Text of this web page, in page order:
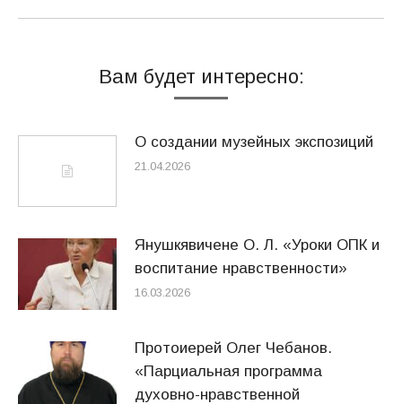
Вам будет интересно:
О создании музейных экспозиций
21.04.2026
Янушкявичене О. Л. «Уроки ОПК и
воспитание нравственности»
16.03.2026
Протоиерей Олег Чебанов.
«Парциальная программа
духовно-нравственной